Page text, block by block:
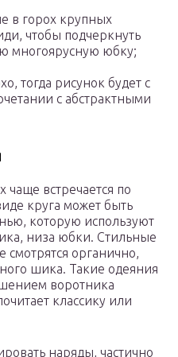
в горох крупных
чтобы подчеркнуть
многоярусную юбку;
тогда рисунок будет с
с абстрактными
чаще встречается по
круга может быть
которую используют
низа юбки. Стильные
органично,
шика. Такие одеяния
воротника
классику или
наряды, частично